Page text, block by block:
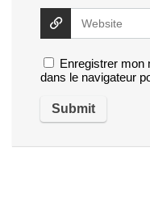
Enregistrer mon
dans le navigateur